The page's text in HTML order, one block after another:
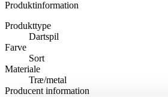
Produktinformation
Produkttype
Dartspil
Farve
Sort
Materiale
Træ/metal
Producent information